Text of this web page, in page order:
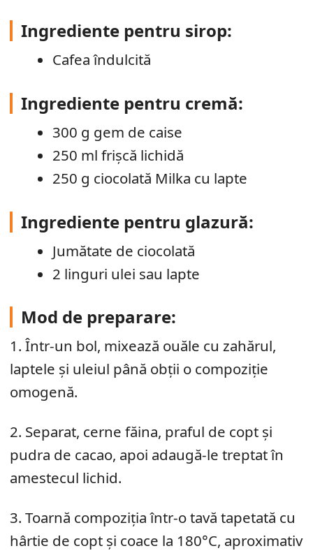
Ingrediente pentru sirop:
Cafea îndulcită
Ingrediente pentru cremă:
300 g gem de caise
250 ml frișcă lichidă
250 g ciocolată Milka cu lapte
Ingrediente pentru glazură:
Jumătate de ciocolată
2 linguri ulei sau lapte
Mod de preparare:
1. Într-un bol, mixează ouăle cu zahărul,
laptele și uleiul până obții o compoziție
omogenă.
2. Separat, cerne făina, praful de copt și
pudra de cacao, apoi adaugă-le treptat în
amestecul lichid.
3. Toarnă compoziția într-o tavă tapetată cu
hârtie de copt și coace la 180°C, aproximativ